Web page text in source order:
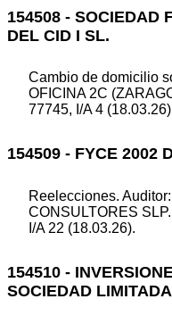
154508 - SOCIEDAD
DEL CID I SL.
Cambio de domicilio
OFICINA 2C
77745, I/A 4
154509 - FYCE 2002
Reelecciones.
CONSULTORES
I/A 22 (18.03.26).
154510 -
SOCIEDAD